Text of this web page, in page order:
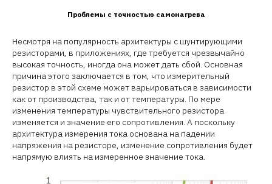
Проблемы с точностью самонагрева
Несмотря на популярность архитектуры с шунтирующими
резисторами, в приложениях, где требуется чрезвычайно
высокая точность, иногда она может дать сбой. Основная
причина этого заключается в том, что измерительный
резистор в этой схеме может варьироваться в зависимости
как от производства, так и от температуры. По мере
изменения температуры чувствительного резистора
изменяется и значение его сопротивления. А поскольку
архитектура измерения тока основана на падении
напряжения на резисторе, изменение сопротивления будет
напрямую влиять на измеренное значение тока.